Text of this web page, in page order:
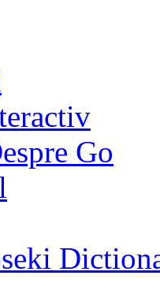
Go